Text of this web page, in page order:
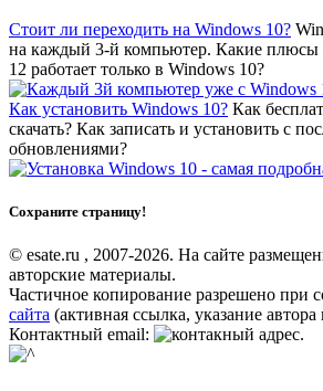
Стоит ли переходить на Windows 10?
на каждый 3-й компьютер. Какие плюсы
12 работает только в Windows 10?
Как установить Windows 10? Как
скачать? Как записать и установить с
обновлениями?
Сохраните страницу!
© esate.ru , 2007-2026. На сайте
авторские материалы.
Частичное копирование разрешено при
сайта (активная ссылка, указание
Контактный email:
.